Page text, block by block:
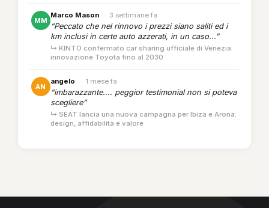
MM
Marco Mason · 3 settimane fa
“Peccato che nel rinnovo i prezzi siano saliti ed i
km inclusi in certe auto azzerati, in un caso...”
↳ KINTO confermato car sharing ufficiale di Venezia:
innovazione Toyota fino al 2030
AN
angelo · 1 mese fa
“imbarazzante.... peggior testimonial non si poteva
scegliere”
↳ SEAT lancia una nuova campagna per Ibiza e Arona:
design, affidabilità e valore